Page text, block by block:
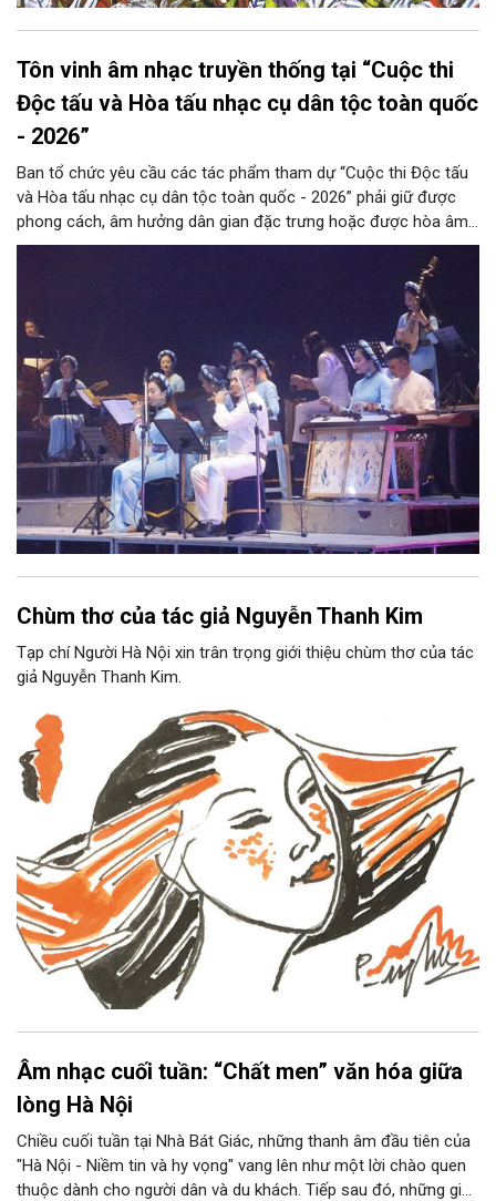
Tôn vinh âm nhạc truyền thống tại “Cuộc thi
Độc tấu và Hòa tấu nhạc cụ dân tộc toàn quốc
- 2026”
Ban tổ chức yêu cầu các tác phẩm tham dự “Cuộc thi Độc tấu
và Hòa tấu nhạc cụ dân tộc toàn quốc - 2026” phải giữ được
phong cách, âm hưởng dân gian đặc trưng hoặc được hòa âm,
phối khí mới trên nền tảng làn điệu âm nhạc truyền thống Việt
Nam, đồng thời phải được trình diễn trực tiếp bằng nhạc cụ dân
Chùm thơ của tác giả Nguyễn Thanh Kim
Tạp chí Người Hà Nội xin trân trọng giới thiệu chùm thơ của tác
giả Nguyễn Thanh Kim.
Âm nhạc cuối tuần: “Chất men” văn hóa giữa
lòng Hà Nội
Chiều cuối tuần tại Nhà Bát Giác, những thanh âm đầu tiên của
"Hà Nội - Niềm tin và hy vọng" vang lên như một lời chào quen
thuộc dành cho người dân và du khách. Tiếp sau đó, những giai